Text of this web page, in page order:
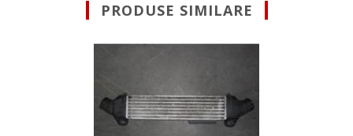
PRODUSE SIMILARE